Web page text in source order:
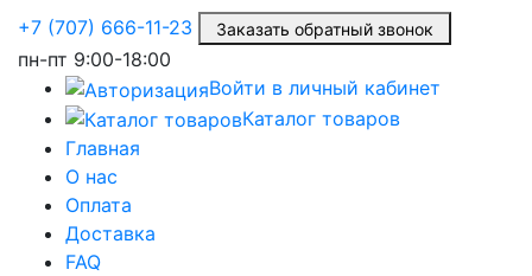
+7 (707) 666-11-23 Заказать обратный звонок
пн-пт 9:00-18:00
Войти в личный кабинет
Каталог товаров
Главная
О нас
Оплата
Доставка
FAQ